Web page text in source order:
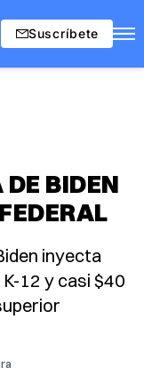
Suscríbete
BIDEN
inyecta
12 y casi $40